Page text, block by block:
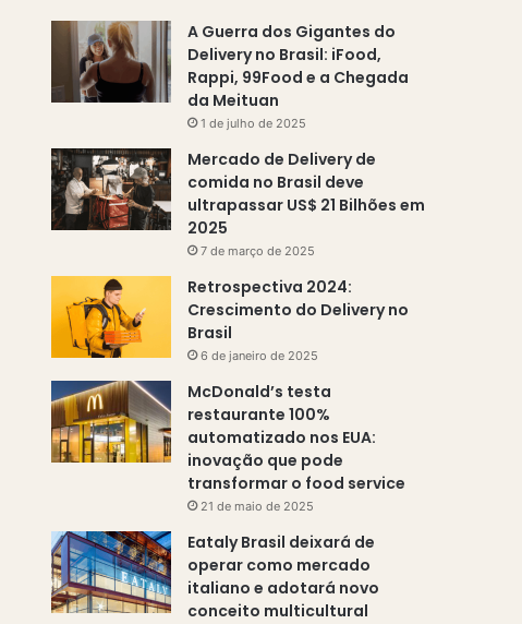
A Guerra dos Gigantes do
Delivery no Brasil: iFood,
Rappi, 99Food e a Chegada
da Meituan
1 de julho de 2025
Mercado de Delivery de
comida no Brasil deve
ultrapassar US$ 21 Bilhões em
2025
7 de março de 2025
Retrospectiva 2024:
Crescimento do Delivery no
Brasil
6 de janeiro de 2025
McDonald’s testa
restaurante 100%
automatizado nos EUA:
inovação que pode
transformar o food service
21 de maio de 2025
Eataly Brasil deixará de
operar como mercado
italiano e adotará novo
conceito multicultural